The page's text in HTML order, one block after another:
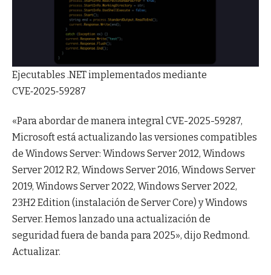
Ejecutables .NET implementados mediante
CVE‑2025‑59287
«Para abordar de manera integral CVE-2025-59287,
Microsoft está actualizando las versiones compatibles
de Windows Server: Windows Server 2012, Windows
Server 2012 R2, Windows Server 2016, Windows Server
2019, Windows Server 2022, Windows Server 2022,
23H2 Edition (instalación de Server Core) y Windows
Server. Hemos lanzado una actualización de
seguridad fuera de banda para 2025», dijo Redmond.
Actualizar.